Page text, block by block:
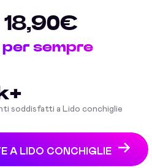
18,90€
per sempre
soddisfatti a Lido conchiglie
A LIDO CONCHIGLIE